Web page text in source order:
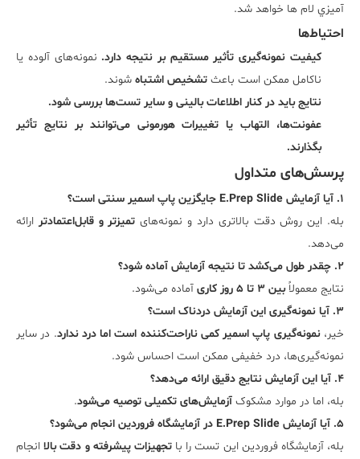
آميزي لام ها خواهد شد.
احتیاط‌ها
کیفیت نمونه‌گیری تأثیر مستقیم بر نتیجه دارد. نمونه‌های آلوده یا
ناکامل ممکن است باعث تشخیص اشتباه شوند.
نتایج باید در کنار اطلاعات بالینی و سایر تست‌ها بررسی شود.
عفونت‌ها، التهاب یا تغییرات هورمونی می‌توانند بر نتایج تأثیر
بگذارند.
پرسش‌های متداول
۱. آیا آزمایش E.Prep Slide جایگزین پاپ اسمیر سنتی است؟
بله. این روش دقت بالاتری دارد و نمونه‌های تمیزتر و قابل‌اعتمادتر ارائه
می‌دهد.
۲. چقدر طول می‌کشد تا نتیجه آزمایش آماده شود؟
نتایج معمولاًبین ۳ تا ۵ روز کاری
آماده می‌شود.
۳. آیا نمونه‌گیری این آزمایش دردناک است؟
خیر،نمونه‌گیری پاپ اسمیر کمی ناراحت‌کننده است اما درد ندارد. در سایر
نمونه‌گیری‌ها، درد خفیفی ممکن است احساس شود.
۴. آیا این آزمایش نتایج دقیق ارائه می‌دهد؟
بله، اما در موارد مشکوک آزمایش‌های تکمیلی توصیه می‌شود.
۵. آیا آزمایش E.Prep Slide در آزمایشگاه فروردین انجام می‌شود؟
بله، آزمایشگاه فروردین این تست را باتجهیزات پیشرفته و دقت بالاانجام